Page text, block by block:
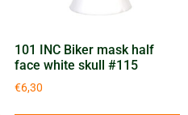
101 INC Biker mask half
face white skull #115
€6,30